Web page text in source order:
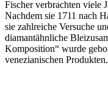
Fischer verbrachten viele
Nachdem sie 1711 nach
sie zahlreiche Versuche
diamantähnliche
Komposition“ wurde
venezianischen Produkten.